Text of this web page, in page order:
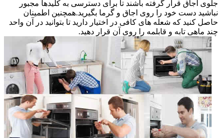
جلوی اجاق قرار گرفته باشند تا برای دسترسی به کلیدها مجبور
نباشید دست خود را روی اجاق و گرما بگیرید.همچنین اطمینان
حاصل کنید که شعله های کافی در اختیار دارید تا بتوانید در آن واحد
چند ماهی تابه و قابلمه را روی آن قرار دهید.